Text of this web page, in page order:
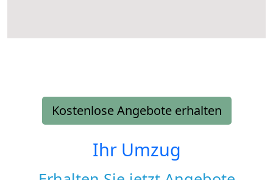
Kostenlose Angebote erhalten
Ihr Umzug